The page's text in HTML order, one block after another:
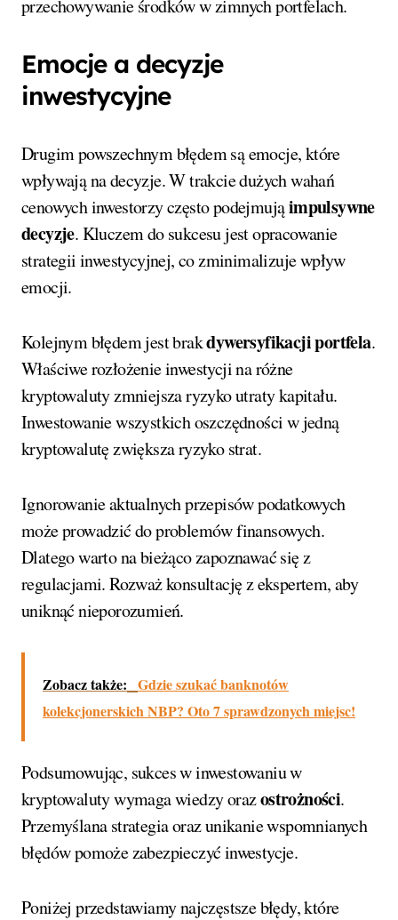
przechowywanie środków w zimnych portfelach.
Emocje a decyzje
inwestycyjne
Drugim powszechnym błędem są emocje, które
wpływają na decyzje. W trakcie dużych wahań
cenowych inwestorzy często podejmująimpulsywne
decyzje. Kluczem do sukcesu jest opracowanie
strategii inwestycyjnej, co zminimalizuje wpływ
emocji.
Kolejnym błędem jest brakdywersyfikacji portfela.
Właściwe rozłożenie inwestycji na różne
kryptowaluty zmniejsza ryzyko utraty kapitału.
Inwestowanie wszystkich oszczędności w jedną
kryptowalutę zwiększa ryzyko strat.
Ignorowanie aktualnych przepisów podatkowych
może prowadzić do problemów finansowych.
Dlatego warto na bieżąco zapoznawać się z
regulacjami. Rozważ konsultację z ekspertem, aby
uniknąć nieporozumień.
Zobacz także: Gdzie szukać banknotów
kolekcjonerskich NBP? Oto 7 sprawdzonych miejsc!
Podsumowując, sukces w inwestowaniu w
kryptowaluty wymaga wiedzy orazostrożności.
Przemyślana strategia oraz unikanie wspomnianych
błędów pomoże zabezpieczyć inwestycje.
Poniżej przedstawiamy najczęstsze błędy, które